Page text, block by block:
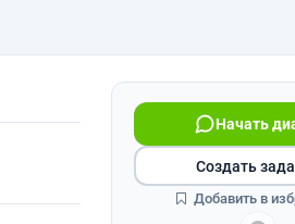
Начать
Создать
Добавить в